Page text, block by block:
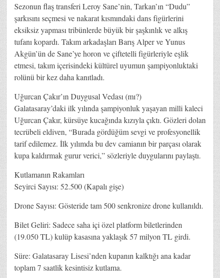
Sezonun flaş transferi Leroy Sane’nin, Tarkan’ın “Dudu”
şarkısını seçmesi ve nakarat kısmındaki dans figürlerini
eksiksiz yapması tribünlerde büyük bir şaşkınlık ve alkış
tufanı kopardı. Takım arkadaşları Barış Alper ve Yunus
Akgün’ün de Sane’ye horon ve çiftetelli figürleriyle eşlik
etmesi, takım içerisindeki kültürel uyumun şampiyonluktaki
rolünü bir kez daha kanıtladı.
Uğurcan Çakır’ın Duygusal Vedası (mı?)
Galatasaray’daki ilk yılında şampiyonluk yaşayan milli kaleci
Uğurcan Çakır, kürsüye kucağında kızıyla çıktı. Gözleri dolan
tecrübeli eldiven, “Burada gördüğüm sevgi ve profesyonellik
tarif edilemez. İlk yılımda bu dev camianın bir parçası olarak
kupa kaldırmak gurur verici,” sözleriyle duygularını paylaştı.
Kutlamanın Rakamları
Seyirci Sayısı: 52.500 (Kapalı gişe)
Drone Sayısı: Gösteride tam 500 senkronize drone kullanıldı.
Bilet Geliri: Sadece saha içi özel platform biletlerinden
(19.050 TL) kulüp kasasına yaklaşık 57 milyon TL girdi.
Süre: Galatasaray Lisesi’nden kupanın kalktığı ana kadar
toplam 7 saatlik kesintisiz kutlama.